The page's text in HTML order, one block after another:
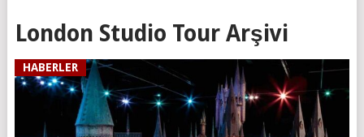
London Studio Tour Arşivi
HABERLER